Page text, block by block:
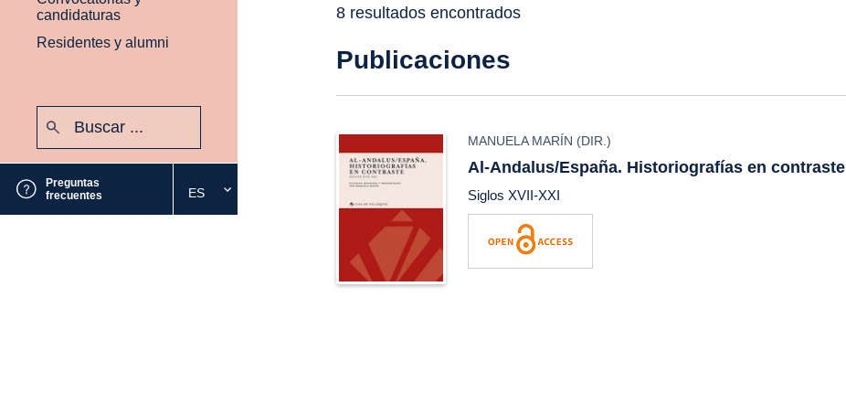
candidaturas
Residentes y alumni
Preguntas
frecuentes
Seleccione
el
ES
8 resultados encontrados
Publicaciones
MANUELA MARÍN (DIR.)
Al-Andalus/España. Historiografías en contraste
Siglos XVII-XXI